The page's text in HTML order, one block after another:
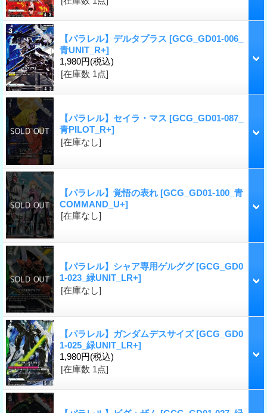
【パラレル】デルタプラス [GCG_GD01-006_
青UNIT_R+]
1,980円(税込)
[在庫数 1点]
【パラレル】セイラ・マス [GCG_GD01-087_
青PILOT_R+]
[在庫なし]
【パラレル】覚悟の表れ [GCG_GD01-100_青
COMMAND_U+]
[在庫なし]
【パラレル】シャア専用ゲルググ[GCG_GD0
1-023_緑UNIT_LR+]
[在庫なし]
【パラレル】ガンダムデスサイズ[GCG_GD0
1-025_緑UNIT_LR+]
1,980円(税込)
[在庫数 1点]